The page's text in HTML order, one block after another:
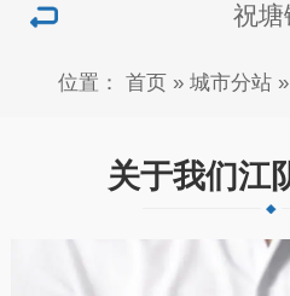
祝塘
位置： 首页 » 城市分站»
关于我们江